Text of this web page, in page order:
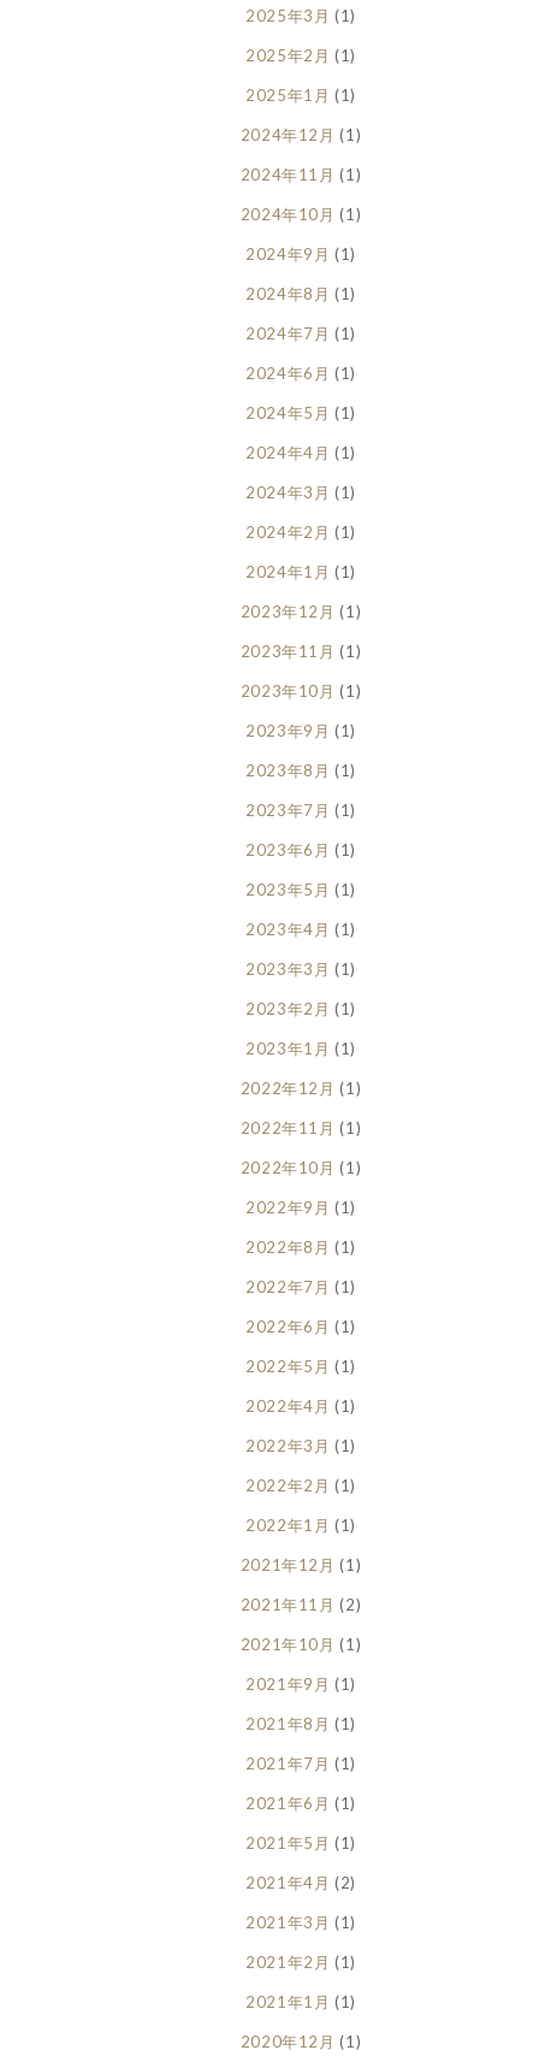
2025年3月 (1)
2025年2月 (1)
2025年1月 (1)
2024年12月 (1)
2024年11月 (1)
2024年10月 (1)
2024年9月 (1)
2024年8月 (1)
2024年7月 (1)
2024年6月 (1)
2024年5月 (1)
2024年4月 (1)
2024年3月 (1)
2024年2月 (1)
2024年1月 (1)
2023年12月 (1)
2023年11月 (1)
2023年10月 (1)
2023年9月 (1)
2023年8月 (1)
2023年7月 (1)
2023年6月 (1)
2023年5月 (1)
2023年4月 (1)
2023年3月 (1)
2023年2月 (1)
2023年1月 (1)
2022年12月 (1)
2022年11月 (1)
2022年10月 (1)
2022年9月 (1)
2022年8月 (1)
2022年7月 (1)
2022年6月 (1)
2022年5月 (1)
2022年4月 (1)
2022年3月 (1)
2022年2月 (1)
2022年1月 (1)
2021年12月 (1)
2021年11月 (2)
2021年10月 (1)
2021年9月 (1)
2021年8月 (1)
2021年7月 (1)
2021年6月 (1)
2021年5月 (1)
2021年4月 (2)
2021年3月 (1)
2021年2月 (1)
2021年1月 (1)
2020年12月 (1)